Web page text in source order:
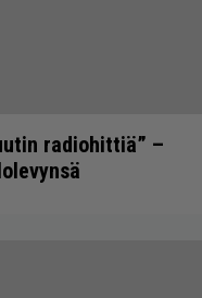
radiohittiä” –